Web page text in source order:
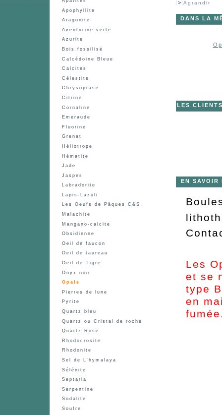
Apophyllite
Aragonite
Aventurine verte
Azurite
Bois fossilisé
Calcédoine Bleue
Calcites
Célestite
Chrysoprase
Citrine
Cornaline
Emeraude
Fluorine
Grenat
Héliotrope
Hématite
Jade
Jaspes
Labradorite
Lapis-Lazuli
Les Oeufs de Pâques C&S
Malachite
Mangano-calcite
Obsidienne
Oeil de faucon
Oeil de taureau
Oeil de Tigre
Onyx noir
Opale
Pierres de lune
Pyrite
Quartz bleu
Quartz ou Cristal de roche
Quartz Rose
Rhodocrosite
Rhodonite
Sel de L'hymalaya
Sélénite
Septaria
Serpentine
Sodalite
Soufre
Agrandir
DANS LA
LES
EN SAVOIR
Les
et se
type
en